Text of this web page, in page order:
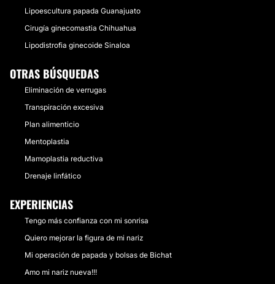
Lipoescultura papada Guanajuato
Cirugía ginecomastia Chihuahua
Lipodistrofia ginecoide Sinaloa
OTRAS BÚSQUEDAS
Eliminación de verrugas
Transpiración excesiva
Plan alimenticio
Mentoplastia
Mamoplastia reductiva
Drenaje linfático
EXPERIENCIAS
Tengo más confianza con mi sonrisa
Quiero mejorar la figura de mi nariz
Mi operación de papada y bolsas de Bichat
Amo mi nariz nueva!!!